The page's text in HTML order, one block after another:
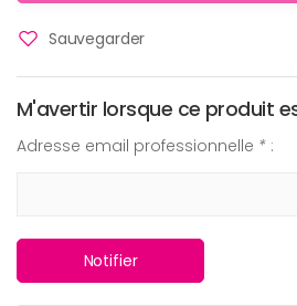
Sauvegarder
M'avertir lorsque ce produit
Adresse email professionnelle * :
Notifier